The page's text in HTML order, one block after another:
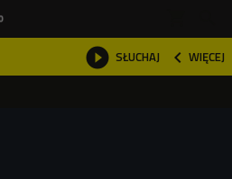
 SŁUCHAJ  WIĘCEJ
